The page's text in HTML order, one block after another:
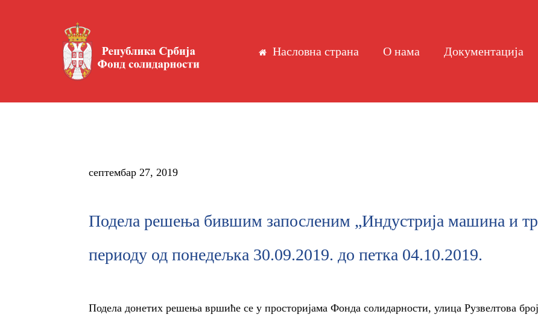
Насловна страна О нама Документација
септембар 27, 2019
Подела решења бившим запосленим „Индустрија машина и
периоду од понедељка 30.09.2019. до петка 04.10.2019.
Подела донетих решења вршиће се у просторијама Фонда солидарности, улица Рузвелтова